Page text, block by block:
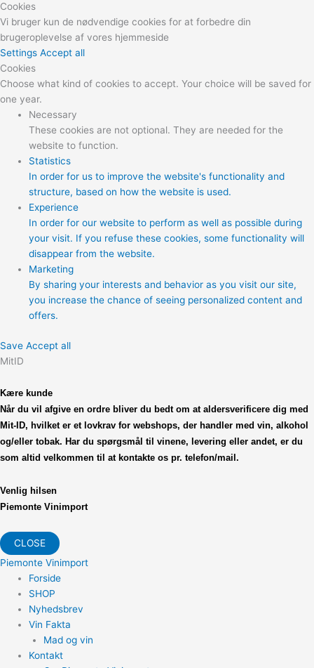
Cookies
Vi bruger kun de nødvendige cookies for at forbedre din
brugeroplevelse af vores hjemmeside
Settings Accept all
Cookies
Choose what kind of cookies to accept. Your choice will be saved for
one year.
Necessary
These cookies are not optional. They are needed for the
website to function.
Statistics
In order for us to improve the website's functionality and
structure, based on how the website is used.
Experience
In order for our website to perform as well as possible during
your visit. If you refuse these cookies, some functionality will
disappear from the website.
Marketing
By sharing your interests and behavior as you visit our site,
you increase the chance of seeing personalized content and
offers.
Save Accept all
MitID
Kære kunde
Når du vil afgive en ordre bliver du bedt om at aldersverificere dig med
Mit-ID, hvilket er et lovkrav for webshops, der handler med vin, alkohol
og/eller tobak. Har du spørgsmål til vinene, levering eller andet, er du
som altid velkommen til at kontakte os pr. telefon/mail.
Venlig hilsen
Piemonte Vinimport
CLOSE
Piemonte Vinimport
Forside
SHOP
Nyhedsbrev
Vin Fakta
Mad og vin
Kontakt